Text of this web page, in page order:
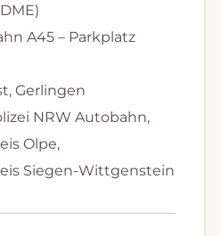
A45 – Parkplatz
Gerlingen
NRW Autobahn,
Olpe,
Siegen-Wittgenstein